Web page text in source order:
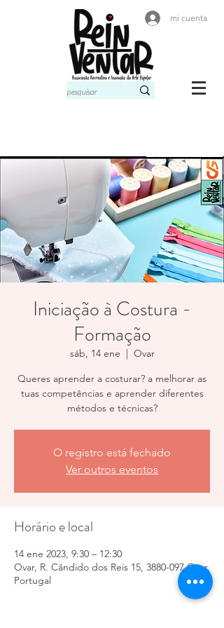
mi cuenta
Iniciação à Costura -
Formação
sáb, 14 ene
  |
Ovar
Queres aprender a costurar? a melhorar as
tuas competências e aprender diferentes
métodos e técnicas?
O registro está fechado
Ver outros eventos
Horário e local
14 ene 2023, 9:30 – 12:30
Ovar, R. Cândido dos Reis 15, 3880-097 Ovar,
Portugal